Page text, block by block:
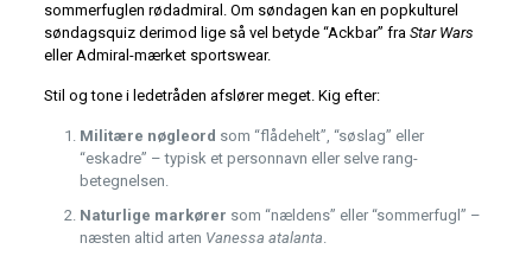
sommerfuglen rødadmiral. Om søndagen kan en popkulturel
søndagsquiz derimod lige så vel betyde “Ackbar” fra Star Wars
eller Admiral-mærket sportswear.
Stil og tone i ledetråden afslører meget. Kig efter:
Militære nøgleord som “flådehelt”, “søslag” eller
“eskadre” – typisk et personnavn eller selve rang­
betegnelsen.
Naturlige markører som “nældens” eller “sommer­fugl” –
næsten altid arten Vanessa atalanta.